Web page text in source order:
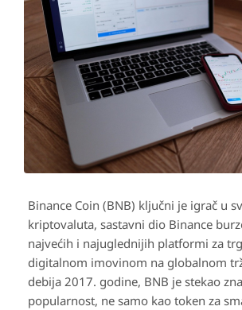
Binance Coin (BNB) ključni je igrač u
kriptovaluta, sastavni dio Binance
najvećih i najuglednijih platformi za
digitalnom imovinom na globalnom
debija 2017. godine, BNB je stekao
popularnost, ne samo kao token za